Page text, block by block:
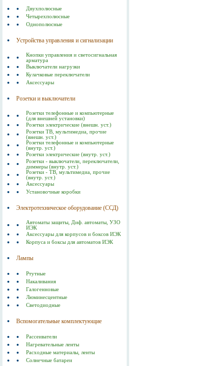
Двухполюсные
Четырехполюсные
Однополюсные
Устройства управления и сигнализации
Кнопки управления и светосигнальная
арматура
Выключатели нагрузки
Кулачковые переключатели
Аксессуары
Розетки и выключатели
Розетки телефонные и компьютерные
(для внешней установки)
Розетки электрические (внешн. уст.)
Розетки ТВ, мультимедиа, прочие
(внешн. уст.)
Розетки телефонные и компьютерные
(внутр. уст.)
Розетки электрические (внутр. уст.)
Розетки - выключатели, переключатели,
диммеры (внутр. уст.)
Розетки - ТВ, мультимедиа, прочие
(внутр. уст.)
Аксессуары
Установочные коробки
Электротехническое оборудование (ССД)
Автоматы защиты, Диф. автоматы, УЗО
ИЭК
Аксессуары для корпусов и боксов ИЭК
Корпуса и боксы для автоматов ИЭК
Лампы
Ртутные
Накаливания
Галогенновые
Люминесцентные
Светодиодные
Вспомогательные комплектующие
Рассеиватели
Нагревательные ленты
Расходные материалы, ленты
Солнечные батареи